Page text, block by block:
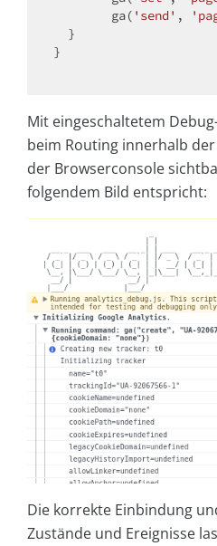
        ga(
'send' ,
}
Mit eingeschaltetem
beim Routing innerhalb
der Browserconsole
folgendem Bild entspricht:
Die korrekte Einbindung
Zustände und Ereignisse